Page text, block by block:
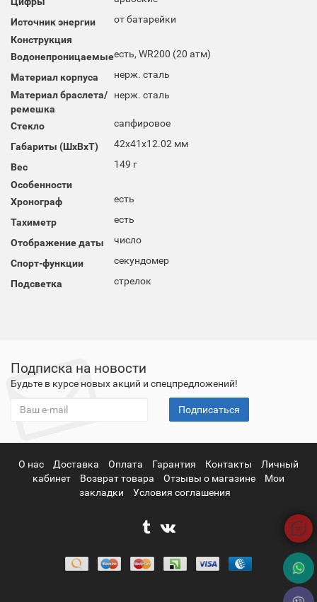
Источник энергии
от батарейки
Конструкция
Водонепроницаемыеесть, WR200 (20 атм)
Материал корпуса
нерж. сталь
Материал браслета/
ремешка
нерж. сталь
Стекло сапфировое
Габариты (ШхВхТ) 42x41x12.02 мм
Вес
149 г
Особенности
Хронограф
есть
Тахиметр есть
Отображение даты число
Спорт-функции секундомер
Подсветка стрелок
Подписка на новости
Будьте в курсе новых акций и спецпредложений!
Подписаться
О нас Доставка Оплата Гарантия Контакты
Личный
кабинет
Возврат товара Отзывы о магазине
Мои
закладки
Условия соглашения